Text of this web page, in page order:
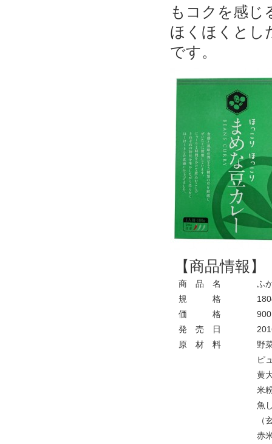
もコクを感じ
ほくほくとし
です。
【商品情報】
商 品 名
規 格
価 格
発 売 日
ふ
900
原 材 料
野
ピ
黄
米
魚
（
赤